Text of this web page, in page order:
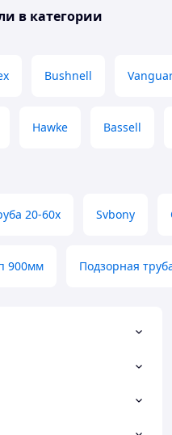
в категории
Bushnell
Hawke Bassell
20-60x Svbony
900мм Подзорная